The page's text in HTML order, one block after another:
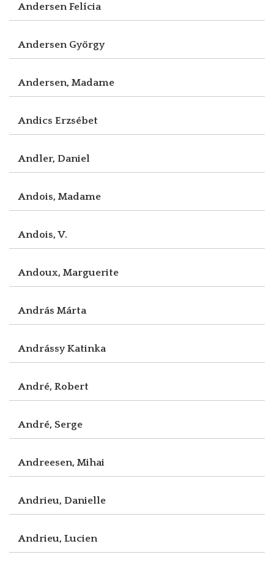
Andersen Felícia
Andersen György
Andersen, Madame
Andics Erzsébet
Andler, Daniel
Andois, Madame
Andois, V.
Andoux, Marguerite
András Márta
Andrássy Katinka
André, Robert
André, Serge
Andreesen, Mihai
Andrieu, Danielle
Andrieu, Lucien